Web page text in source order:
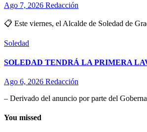
Ago 7, 2026 Redacción
📋 Este viernes, el Alcalde de Soledad de
Soledad
SOLEDAD TENDRÁ LA PRIMERA
Ago 6, 2026 Redacción
– Derivado del anuncio por parte del
You missed